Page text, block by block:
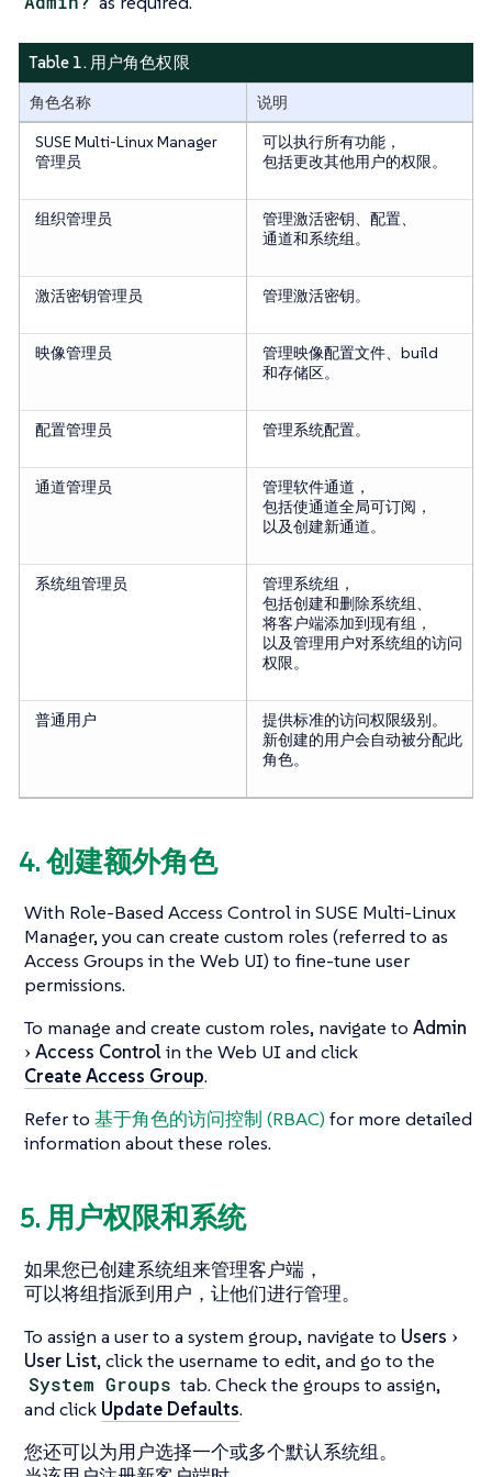
Table 1. 用户角色权限
角色名称
说明
SUSE Multi-Linux Manager
管理员
可以执行所有功能，
包括更改其他用户的权限。
组织管理员
管理激活密钥、配置、
通道和系统组。
激活密钥管理员 管理激活密钥。
映像管理员
管理映像配置文件、build
和存储区。
配置管理员 管理系统配置。
通道管理员
管理软件通道，
包括使通道全局可订阅，
以及创建新通道。
系统组管理员
管理系统组，
包括创建和删除系统组、
将客户端添加到现有组，
以及管理用户对系统组的访问
权限。
普通用户
提供标准的访问权限级别。
新创建的用户会自动被分配此
角色。
4. 创建额外角色
With Role-Based Access Control in SUSE Multi-Linux
Manager, you can create custom roles (referred to as
Access Groups in the Web UI) to fine-tune user
permissions.
To manage and create custom roles, navigate to Admin
Access Controlin the Web UI and click
Create Access Group.
Refer to 基于角色的访问控制 (RBAC) for more detailed
information about these roles.
5. 用户权限和系统
如果您已创建系统组来管理客户端，
可以将组指派到用户，让他们进行管理。
To assign a user to a system group, navigate to Users
User List, click the username to edit, and go to the
System Groups tab. Check the groups to assign,
and click Update Defaults.
您还可以为用户选择一个或多个默认系统组。